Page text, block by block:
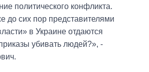
политического конфликта.
до сих пор представителями
в Украине отдаются
убивать людей?», -